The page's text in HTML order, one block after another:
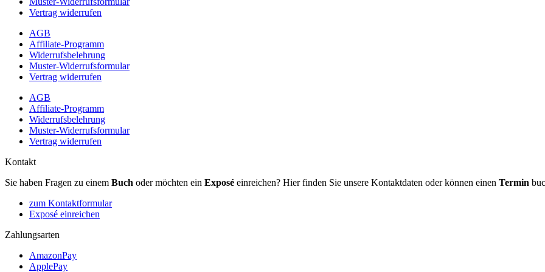
Vertrag widerrufen
AGB
Affiliate-Programm
Widerrufsbelehrung
Muster-Widerrufsformular
Vertrag widerrufen
AGB
Affiliate-Programm
Widerrufsbelehrung
Muster-Widerrufsformular
Vertrag widerrufen
Kontakt
Sie haben Fragen zu einem Buch oder möchten ein Exposé einreichen? Hier finden Sie unsere Kontaktdaten oder können einen Termin
zum Kontaktformular
Exposé einreichen
Zahlungsarten
AmazonPay
ApplePay